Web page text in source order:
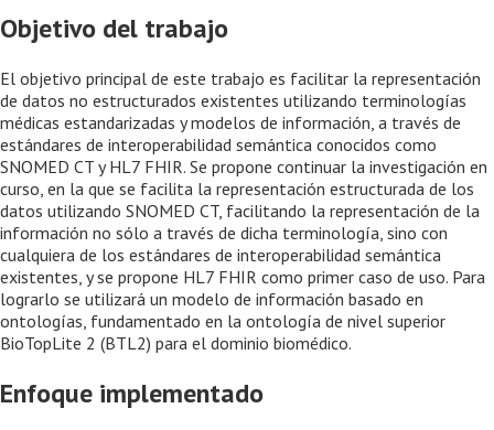
Objetivo del trabajo
El objetivo principal de este trabajo es facilitar la representación
de datos no estructurados existentes utilizando terminologías
médicas estandarizadas y modelos de información, a través de
estándares de interoperabilidad semántica conocidos como
SNOMED CT y HL7 FHIR. Se propone continuar la investigación en
curso, en la que se facilita la representación estructurada de los
datos utilizando SNOMED CT, facilitando la representación de la
información no sólo a través de dicha terminología, sino con
cualquiera de los estándares de interoperabilidad semántica
existentes, y se propone HL7 FHIR como primer caso de uso. Para
lograrlo se utilizará un modelo de información basado en
ontologías, fundamentado en la ontología de nivel superior
BioTopLite 2 (BTL2) para el dominio biomédico.
Enfoque implementado